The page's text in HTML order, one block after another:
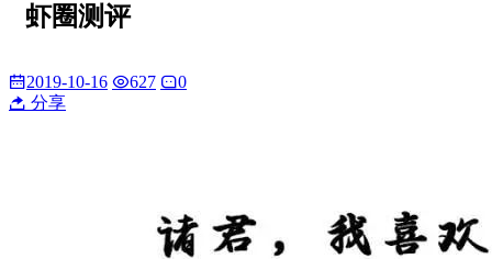
虾圈测评
2019-10-16 627
0
分享